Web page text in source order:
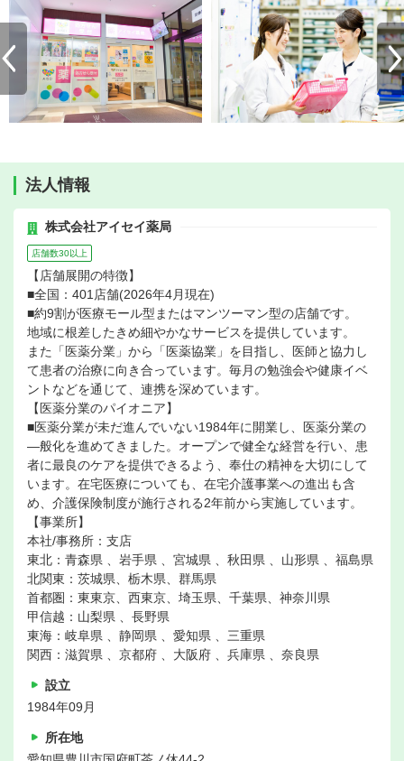
法人情報
株式会社アイセイ薬局
店舗数30以上
【店舗展開の特徴】
■全国：401店舗(2026年4月現在)
■約9割が医療モール型またはマンツーマン型の店舗です。
地域に根差したきめ細やかなサービスを提供しています。
また「医薬分業」から「医薬協業」を目指し、医師と協力し
て患者の治療に向き合っています。毎月の勉強会や健康イベ
ントなどを通じて、連携を深めています。
【医薬分業のパイオニア】
■医薬分業が未だ進んでいない1984年に開業し、医薬分業の
―般化を進めてきました。オープンで健全な経営を行い、患
者に最良のケアを提供できるよう、奉仕の精神を大切にして
います。在宅医療についても、在宅介護事業への進出も含
め、介護保険制度が施行される2年前から実施しています。
【事業所】
本社/事務所：支店
東北：青森県 、岩手県 、宮城県 、秋田県 、山形県 、福島県
北関東：茨城県、栃木県、群馬県
首都圏：東東京、西東京、埼玉県、千葉県、神奈川県
甲信越：山梨県 、長野県
東海：岐阜県 、静岡県 、愛知県 、三重県
関西：滋賀県 、京都府 、大阪府 、兵庫県 、奈良県
設立
1984年09月
所在地